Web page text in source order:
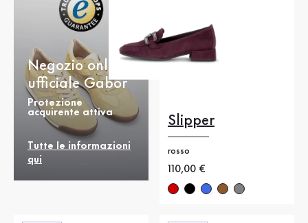
Negozio online
ufficiale Gabor
Protezione
acquirente attiva
Tutte le informazioni
qui
Slipper
rosso
Nuovo prezzo
110,00 €